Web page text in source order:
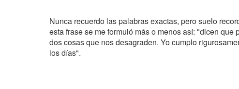
Nunca recuerdo las palabras exactas, pero suelo
esta frase se me formuló más o menos así: "dicen
dos cosas que nos desagraden. Yo cumplo
los días".